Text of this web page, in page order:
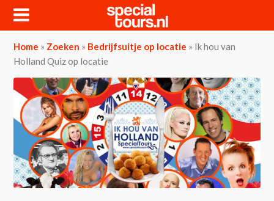
Home » Zoeken » Bedrijfsuitje op locatie » Ik hou van
Holland Quiz op locatie